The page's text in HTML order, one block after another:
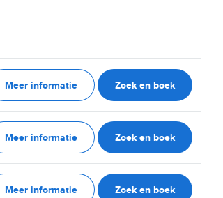
Meer informatie Zoek en boek
Meer informatie Zoek en boek
Meer informatie Zoek en boek